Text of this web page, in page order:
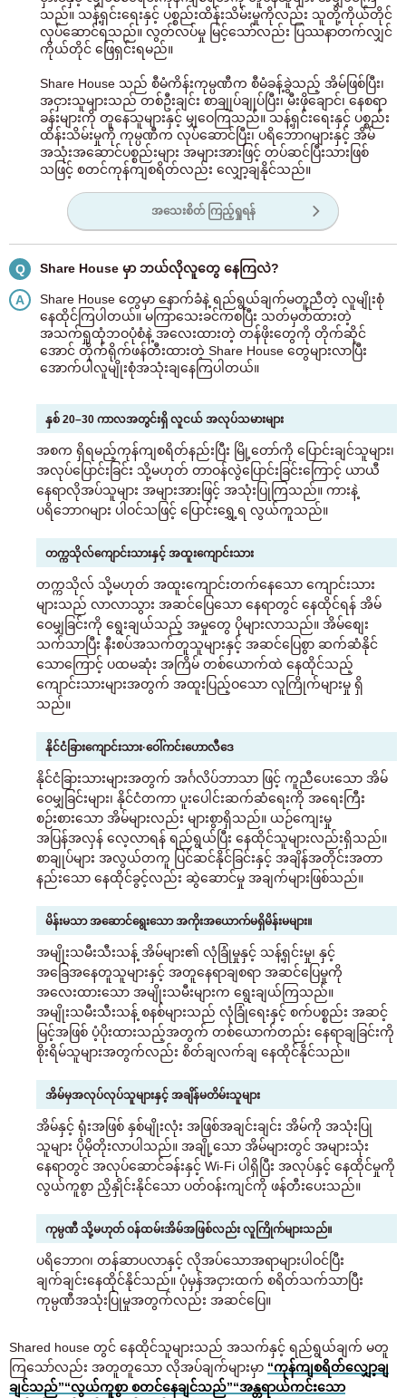
သည်။ သန့်ရှင်းရေးနှင့် ပစ္စည်းထိန်းသိမ်းမှုကိုလည်း သူတို့ကိုယ်တိုင်
လုပ်ဆောင်ရသည်။ လွတ်လပ်မှု မြင့်သော်လည်း ပြဿနာတက်လျှင်
ကိုယ်တိုင် ဖြေရှင်းရမည်။
Share House သည် စီမံကိန်းကုမ္ပဏီက စီမံခန့်ခွဲသည့် အိမ်ဖြစ်ပြီး၊
အငှားသူများသည် တစ်ဦးချင်း စာချုပ်ချုပ်ပြီး၊ မီးဖိုချောင်၊ နေစရာ
ခန်းများကို တူနေသူများနှင့် မျှဝေကြသည်။ သန့်ရှင်းရေးနှင့် ပစ္စည်း
ထိန်းသိမ်းမှုကို ကုမ္ပဏီက လုပ်ဆောင်ပြီး၊ ပရိဘောဂများနှင့် အိမ်
အသုံးအဆောင်ပစ္စည်းများ အများအားဖြင့် တပ်ဆင်ပြီးသားဖြစ်
သဖြင့် စတင်ကုန်ကျစရိတ်လည်း လျှော့ချနိုင်သည်။
အသေးစိတ် ကြည့်ရှုရန်
Q Share House မှာ ဘယ်လိုလူတွေ နေကြလဲ?
A
Share House တွေမှာ နောက်ခံနဲ့ ရည်ရွယ်ချက်မတူညီတဲ့ လူမျိုးစုံ
နေထိုင်ကြပါတယ်။ မကြာသေးခင်ကစပြီး သတ်မှတ်ထားတဲ့
အသက်ရှုထုံဘဝပုံစံနဲ့ အလေးထားတဲ့ တန်ဖိုးတွေကို တိုက်ဆိုင်
အောင် တိုက်ရိုက်ဖန်တီးထားတဲ့ Share House တွေများလာပြီး
အောက်ပါလူမျိုးစုံအသုံးချနေကြပါတယ်။
နှစ် 20–30 ကာလအတွင်းရှိ လူငယ် အလုပ်သမားများ
အစက ရှိရမည့်ကုန်ကျစရိတ်နည်းပြီး မြို့တော်ကို ပြောင်းချင်သူများ၊
အလုပ်ပြောင်းခြင်း သို့မဟုတ် တာဝန်လွဲပြောင်းခြင်းကြောင့် ယာယီ
နေရာလိုအပ်သူများ အများအားဖြင့် အသုံးပြုကြသည်။ ကားနဲ့
ပရိဘောဂများ ပါဝင်သဖြင့် ပြောင်းရွှေ့ရ လွယ်ကူသည်။
တက္ကသိုလ်ကျောင်းသားနှင့် အထူးကျောင်းသား
တက္ကသိုလ် သို့မဟုတ် အထူးကျောင်းတက်နေသော ကျောင်းသား
များသည် လာလာသွား အဆင်ပြေသော နေရာတွင် နေထိုင်ရန် အိမ်
ဝေမျှခြင်းကို ရွေးချယ်သည့် အမှုတွေ ပိုများလာသည်။ အိမ်စျေး
သက်သာပြီး နီးစပ်အသက်တူသူများနှင့် အဆင်ပြေစွာ ဆက်ဆံနိုင်
သောကြောင့် ပထမဆုံး အကြိမ် တစ်ယောက်ထဲ နေထိုင်သည့်
ကျောင်းသားများအတွက် အထူးပြည့်ဝသော လူကြိုက်များမှု ရှိ
သည်။
နိုင်ငံခြားကျောင်းသား·ဝေါ်ကင်းဟောလီဒေ
နိုင်ငံခြားသားများအတွက် အင်္ဂလိပ်ဘာသာ ဖြင့် ကူညီပေးသော အိမ်
ဝေမျှခြင်းများ၊ နိုင်ငံတကာ ပူးပေါင်းဆက်ဆံရေးကို အရေးကြီး
စဉ်းစားသော အိမ်များလည်း များစွာရှိသည်။ ယဉ်ကျေးမှု
အပြန်အလှန် လေ့လာရန် ရည်ရွယ်ပြီး နေထိုင်သူများလည်းရှိသည်။
စာချုပ်များ အလွယ်တကူ ပြင်ဆင်နိုင်ခြင်းနှင့် အချိန်အတိုင်းအတာ
နည်းသော နေထိုင်ခွင့်လည်း ဆွဲဆောင်မှု အချက်များဖြစ်သည်။
မိန်းမသာ အဆောင်ရွေးသော အကိုးအယောက်မရှိမိန်းမများ။
အမျိုးသမီးသီးသန့် အိမ်များ၏ လုံခြုံမှုနှင့် သန့်ရှင်းမှု၊ နှင့်
အခြေအနေတူသူများနှင့် အတူနေရာချစရာ အဆင်ပြေမှုကို
အလေးထားသော အမျိုးသမီးများက ရွေးချယ်ကြသည်။
အမျိုးသမီးသီးသန့် စနစ်များသည် လုံခြုံရေးနှင့် စက်ပစ္စည်း အဆင့်
မြင့်အဖြစ် ပံ့ပိုးထားသည့်အတွက် တစ်ယောက်တည်း နေရာချခြင်းကို
စိုးရိမ်သူများအတွက်လည်း စိတ်ချလက်ချ နေထိုင်နိုင်သည်။
အိမ်မှအလုပ်လုပ်သူများနှင့် အချိန်မတိမ်းသူများ
အိမ်နှင့် ရုံးအဖြစ် နှစ်မျိုးလုံး အဖြစ်အချင်းချင်း အိမ်ကို အသုံးပြု
သူများ ပိုမိုတိုးလာပါသည်။ အချို့သော အိမ်များတွင် အများသုံး
နေရာတွင် အလုပ်ဆောင်ခန်းနှင့် Wi-Fi ပါရှိပြီး အလုပ်နှင့် နေထိုင်မှုကို
လွယ်ကူစွာ ညှိနှိုင်းနိုင်သော ပတ်ဝန်းကျင်ကို ဖန်တီးပေးသည်။
ကုမ္ပဏီ သို့မဟုတ် ဝန်ထမ်းအိမ်အဖြစ်လည်း လူကြိုက်များသည်။
ပရိဘောဂ၊ တန်ဆာပလာနှင့် လိုအပ်သောအရာများပါဝင်ပြီး
ချက်ချင်းနေထိုင်နိုင်သည်။ ပုံမှန်အငှားထက် စရိတ်သက်သာပြီး
ကုမ္ပဏီအသုံးပြုမှုအတွက်လည်း အဆင်ပြေ။
Shared house တွင် နေထိုင်သူများသည် အသက်နှင့် ရည်ရွယ်ချက် မတူ
ကြသော်လည်း အတူတူသော လိုအပ်ချက်များမှာ “ကုန်ကျစရိတ်လျှော့ချ
ချင်သည်”“လွယ်ကူစွာ စတင်နေချင်သည်”“အန္တရာယ်ကင်းသော